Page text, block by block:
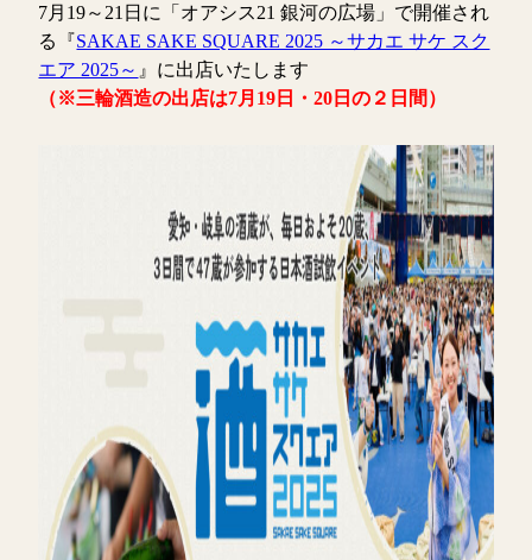
7月19～21日に「オアシス21 銀河の広場」で開催され
る『SAKAE SAKE SQUARE 2025 ～サカエ サケ スク
エア 2025～ 』に出店いたします
（※三輪酒造の出店は7月19日・20日の２日間）